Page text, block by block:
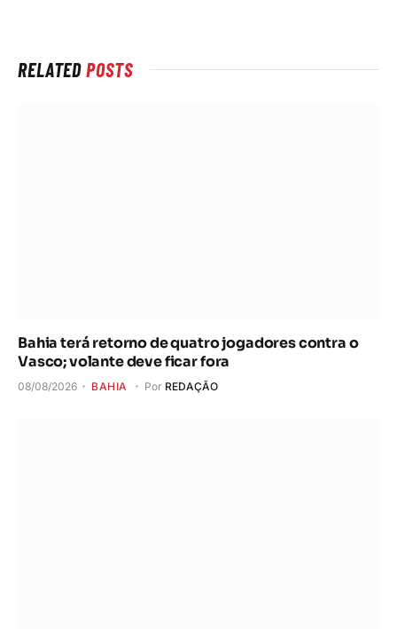
RELATEDPOSTS
Bahia terá retorno de quatro jogadores contra o
Vasco; volante deve ficar fora
08/08/2026 BAHIA Por REDAÇÃO